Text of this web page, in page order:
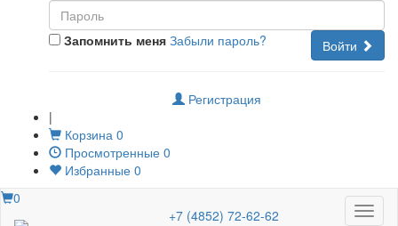
Запомнить меня Войти
Забыли пароль?
Регистрация
|
Корзина 0
Просмотренные 0
Избранные 0
Меню
0
+7 (4852) 72-62-62